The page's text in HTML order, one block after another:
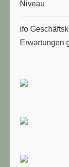
Niveau
ifo
Erwartungen